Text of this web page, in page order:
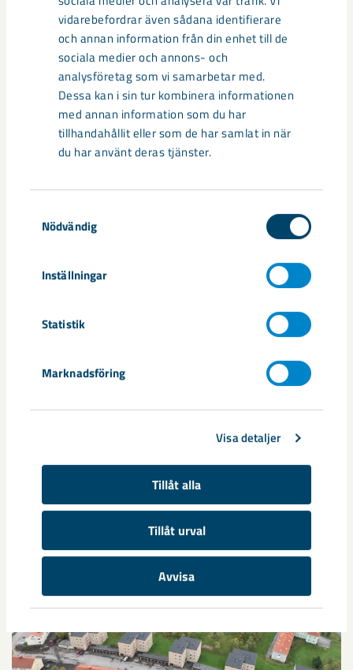
vidarebefordrar även sådana identifierare
och annan information från din enhet till de
sociala medier och annons- och
analysföretag som vi samarbetar med.
Dessa kan i sin tur kombinera informationen
med annan information som du har
tillhandahållit eller som de har samlat in när
du har använt deras tjänster.
Nödvändig
Inställningar
Statistik
Marknadsföring
Visa detaljer
Tillåt alla
Tillåt urval
Avvisa
arbetsmiljöperspektiv.
I investeringen ingår även upprustning av infrastruktur då
vägen till och från den nya matsalen från LKAB ska planas ut
och få en gång- och cykelbana.– Vi får en högre
trafiksäkerhet på den sträckan, säger Anders Björnström.
Arbetet påbörjas under sommaren och har en tidsplan på tre
Dela
Taggar